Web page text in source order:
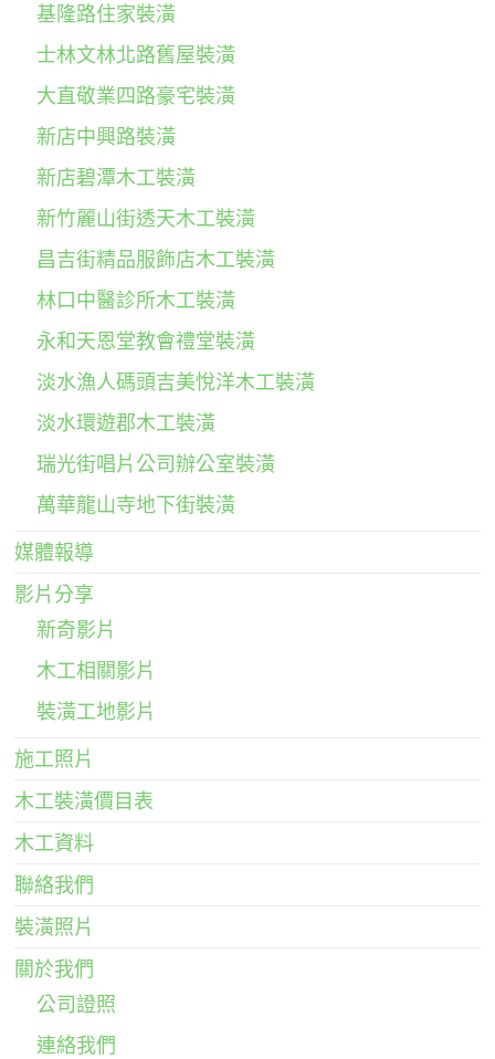
基隆路住家裝潢
士林文林北路舊屋裝潢
大直敬業四路豪宅裝潢
新店中興路裝潢
新店碧潭木工裝潢
新竹麗山街透天木工裝潢
昌吉街精品服飾店木工裝潢
林口中醫診所木工裝潢
永和天恩堂教會禮堂裝潢
淡水漁人碼頭吉美悅洋木工裝潢
淡水環遊郡木工裝潢
瑞光街唱片公司辦公室裝潢
萬華龍山寺地下街裝潢
媒體報導
影片分享
新奇影片
木工相關影片
裝潢工地影片
施工照片
木工裝潢價目表
木工資料
聯絡我們
裝潢照片
關於我們
公司證照
連絡我們